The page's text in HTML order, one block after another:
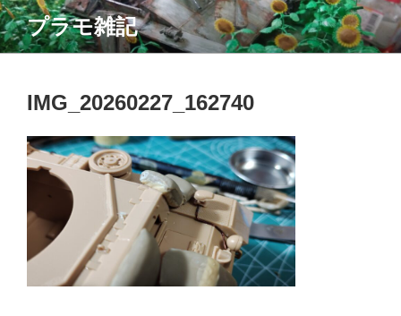
コ
ン
テ
プラモ雑記
IMG_20260227_162740